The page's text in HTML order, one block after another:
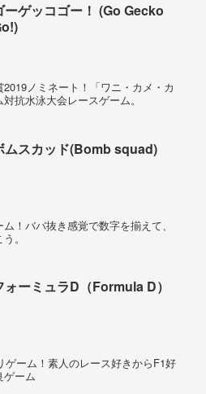
ーゲッコゴー！ (Go Gecko
ノミネート！「ワニ・カメ・カ
抗水泳大会レースゲーム。
ムスカッド(Bomb squad)
！ババ抜き感覚で数字を揃えて、
。
ォーミュラD（Formula D）
ゲーム！素人のレース好きからF1好
ゲーム